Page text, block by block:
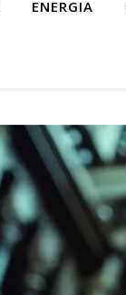
ENERGIA